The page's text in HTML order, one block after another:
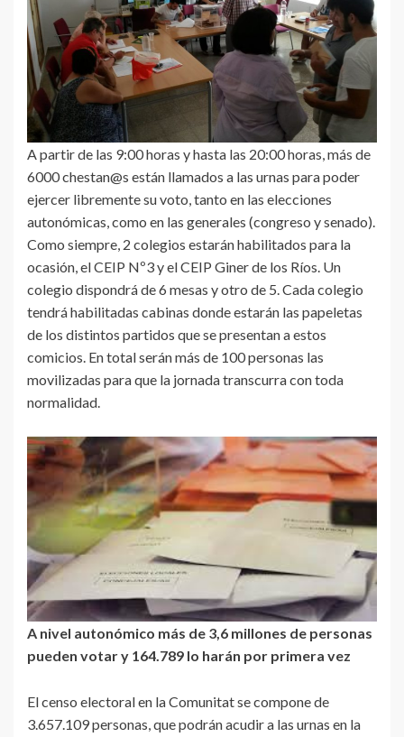
A partir de las 9:00 horas y hasta las 20:00 horas, más de
6000 chestan@s están llamados a las urnas para poder
ejercer libremente su voto, tanto en las elecciones
autonómicas, como en las generales (congreso y senado).
Como siempre, 2 colegios estarán habilitados para la
ocasión, el CEIP Nº3 y el CEIP Giner de los Ríos. Un
colegio dispondrá de 6 mesas y otro de 5. Cada colegio
tendrá habilitadas cabinas donde estarán las papeletas
de los distintos partidos que se presentan a estos
comicios. En total serán más de 100 personas las
movilizadas para que la jornada transcurra con toda
normalidad.
A nivel autonómico más de 3,6 millones de personas
pueden votar y 164.789 lo harán por primera vez
El censo electoral en la Comunitat se compone de
3.657.109 personas, que podrán acudir a las urnas en la